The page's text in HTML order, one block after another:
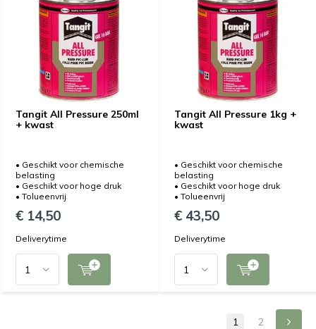
Tangit All Pressure 250ml
+ kwast
• Geschikt voor chemische
belasting
• Geschikt voor hoge druk
• Tolueenvrij
€ 14,50
Deliverytime
Tangit All Pressure 1kg +
kwast
• Geschikt voor chemische
belasting
• Geschikt voor hoge druk
• Tolueenvrij
€ 43,50
Deliverytime
1 2